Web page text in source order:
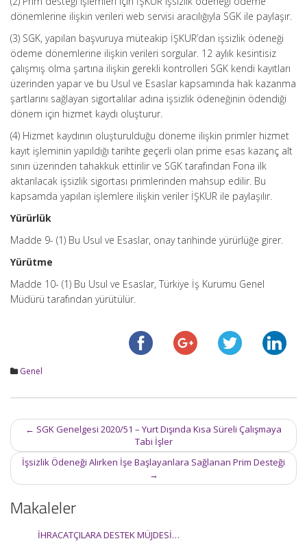
dönemlerine ilişkin verileri web servisi aracılığıyla SGK ile paylaşır.
(3) SGK, yapılan başvuruya müteakip İŞKUR’dan işsizlik ödeneği
ödeme dönemlerine ilişkin verileri sorgular. 12 aylık kesintisiz
çalışmış olma şartına ilişkin gerekli kontrolleri SGK kendi kayıtları
üzerinden yapar ve bu Usul ve Esaslar kapsamında hak kazanma
şartlarını sağlayan sigortalılar adına işsizlik ödeneğinin ödendiği
dönem için hizmet kaydı oluşturur.
(4) Hizmet kaydının oluşturulduğu döneme ilişkin primler hizmet
kayıt işleminin yapıldığı tarihte geçerli olan prime esas kazanç alt
sınırı üzerinden tahakkuk ettirilir ve SGK tarafından Fona ilk
aktarılacak işsizlik sigortası primlerinden mahsup edilir. Bu
kapsamda yapılan işlemlere ilişkin veriler İŞKUR ile paylaşılır.
Yürürlük
Madde 9- (1) Bu Usul ve Esaslar, onay tarihinde yürürlüğe girer.
Yürütme
Madde 10- (1) Bu Usul ve Esaslar, Türkiye İş Kurumu Genel
Müdürü tarafından yürütülür.
Genel
Post
navigation
← SGK Genelgesi 2020/51 – Yurt Dışında Kısa Süreli Çalışmaya
Tabi İşler
İşsizlik Ödeneği Alırken İşe Başlayanlara Sağlanan Prim Desteği
→
Makaleler
İHRACATÇILARA DESTEK MÜJDESİ…